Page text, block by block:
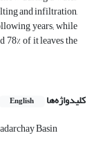
and infiltration,
years; while
78% of it leaves the
کلیدواژه‌ها English
Basin